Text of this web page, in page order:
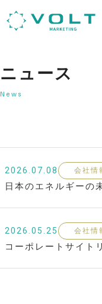
ニュース
News
2026.07.08 会社情
日本のエネルギーの
2026.05.25 会社情
コーポレートサイト